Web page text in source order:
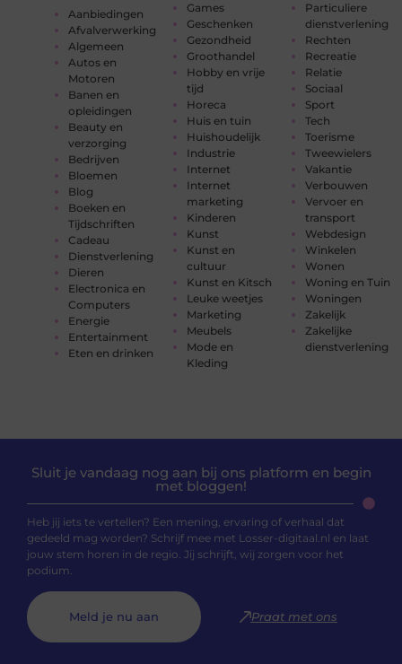
Aanbiedingen
Afvalverwerking
Algemeen
Autos en
Motoren
Banen en
opleidingen
Beauty en
verzorging
Bedrijven
Bloemen
Blog
Boeken en
Tijdschriften
Cadeau
Dienstverlening
Dieren
Electronica en
Computers
Energie
Entertainment
Eten en drinken
Games
Geschenken
Gezondheid
Groothandel
Hobby en vrije
tijd
Horeca
Huis en tuin
Huishoudelijk
Industrie
Internet
Internet
marketing
Kinderen
Kunst
Kunst en
cultuur
Kunst en Kitsch
Leuke weetjes
Marketing
Meubels
Mode en
Kleding
Particuliere
dienstverlening
Rechten
Recreatie
Relatie
Sociaal
Sport
Tech
Toerisme
Tweewielers
Vakantie
Verbouwen
Vervoer en
transport
Webdesign
Winkelen
Wonen
Woning en Tuin
Woningen
Zakelijk
Zakelijke
dienstverlening
Sluit je vandaag nog aan bij ons platform en begin
met bloggen!
Heb jij iets te vertellen? Een mening, ervaring of verhaal dat
gedeeld mag worden? Schrijf mee met Losser-digitaal.nl en laat
jouw stem horen in de regio. Jij schrijft, wij zorgen voor het
podium.
Meld je nu aan Praat met ons